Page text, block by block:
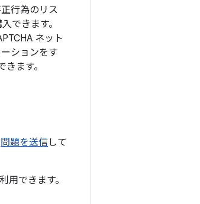
行為のリス
できます。
ネット
ションをす
ます。
問題を送信して
できます。